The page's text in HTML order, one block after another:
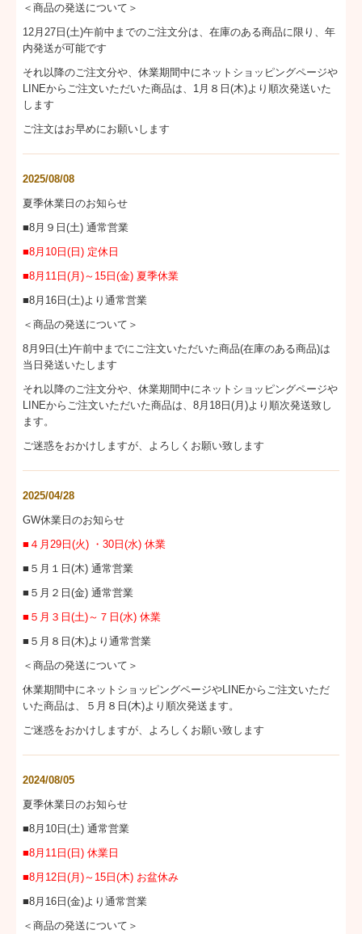
＜商品の発送について＞
12月27日(土)午前中までのご注文分は、在庫のある商品に限り、年
内発送が可能です
それ以降のご注文分や、休業期間中にネットショッピングページや
LINEからご注文いただいた商品は、1月８日(木)より順次発送いた
します
ご注文はお早めにお願いします
2025/08/08
夏季休業日のお知らせ
■8月９日(土) 通常営業
■8月10日(日) 定休日
■8 月11日(月)～15日(金) 夏季休業
■8月16日(土)より通常営業
＜商品の発送について＞
8月9日(土)午前中までにご注文いただいた商品(在庫のある商品)は
当日発送いたします
それ以降のご注文分や、休業期間中にネットショッピングページや
LINEからご注文いただいた商品は、8月18日(月)より順次発送致し
ます。
ご迷惑をおかけしますが、よろしくお願い致します
2025/04/28
GW休業日のお知らせ
■４月29日(火) ・30日(水) 休業
■５月１日(木) 通常営業
■５月２日(金) 通常営業
■５月３日(土)～７日(水) 休業
■５月８日(木)より通常営業
＜商品の発送について＞
休業期間中にネットショッピングページやLINEからご注文いただ
いた商品は、５月８日(木)より順次発送ます。
ご迷惑をおかけしますが、よろしくお願い致します
2024/08/05
夏季休業日のお知らせ
■8月10日(土) 通常営業
■8月11日(日) 休業日
■8 月12日(月)～15日(木) お盆休み
■8月16日(金)より通常営業
＜商品の発送について＞